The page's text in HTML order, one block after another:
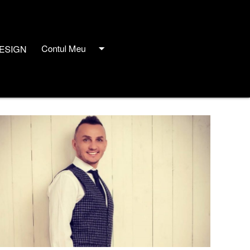
Contul Meu arrow_drop_down